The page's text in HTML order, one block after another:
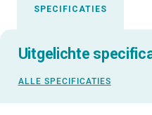
SPECIFICATIES
Uitgelichte
ALLE SPECIFICATIES